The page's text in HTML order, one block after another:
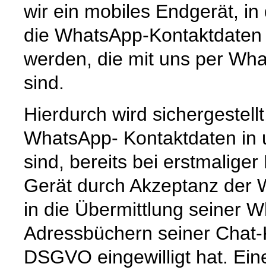
wir ein mobiles Endgerät,
die WhatsApp-
werden, die mit uns per
sind.
Hierdurch wird
WhatsApp- Kontaktdaten in
sind, bereits bei
Gerät durch Akzeptanz der
in die Übermittlung seiner
Adressbüchern seiner
DSGVO eingewilligt hat.